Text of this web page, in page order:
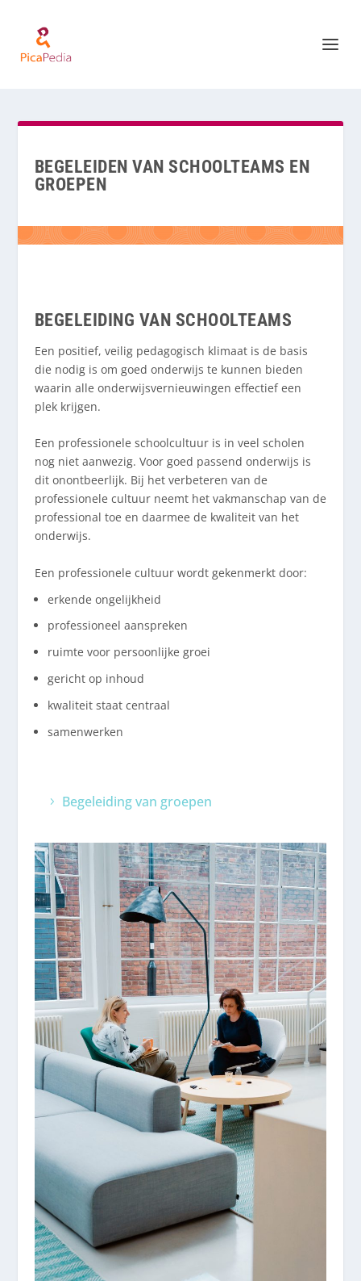
BEGELEIDEN VAN SCHOOLTEAMS EN
GROEPEN
BEGELEIDING VAN SCHOOLTEAMS
Een positief, veilig pedagogisch klimaat is de basis
die nodig is om goed onderwijs te kunnen bieden
waarin alle onderwijsvernieuwingen effectief een
plek krijgen.
Een professionele schoolcultuur is in veel scholen
nog niet aanwezig. Voor goed passend onderwijs is
dit onontbeerlijk. Bij het verbeteren van de
professionele cultuur neemt het vakmanschap van de
professional toe en daarmee de kwaliteit van het
onderwijs.
Een professionele cultuur wordt gekenmerkt door:
erkende ongelijkheid
professioneel aanspreken
ruimte voor persoonlijke groei
gericht op inhoud
kwaliteit staat centraal
samenwerken
Begeleiding van groepen